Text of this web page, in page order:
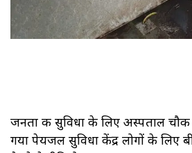
जनता की सुविधा के लिए अस्पताल चौक
गया पेयजल सुविधा केंद्र लोगों के लिए